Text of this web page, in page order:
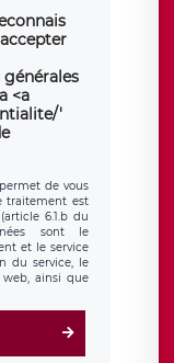
<a
'
de vous
traitement est
6.1.b du
sont le
et le service
du service, le
ainsi que
formulaire
hébergé par
clauses de
collectées
en sollicite la